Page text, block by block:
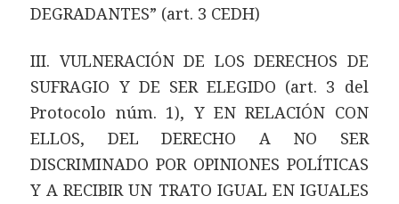
DEGRADANTES” (art. 3 CEDH)
III. VULNERACIÓN DE LOS DERECHOS DE
SUFRAGIO Y DE SER ELEGIDO (art. 3 del
Protocolo núm. 1), Y EN RELACIÓN CON
ELLOS, DEL DERECHO A NO SER
DISCRIMINADO POR OPINIONES POLÍTICAS
Y A RECIBIR UN TRATO IGUAL EN IGUALES